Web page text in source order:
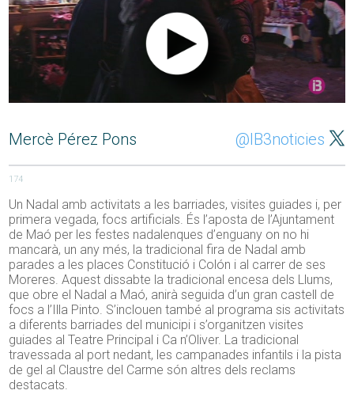
Mercè Pérez Pons @IB3noticies
174
Un Nadal amb activitats a les barriades, visites guiades i, per
primera vegada, focs artificials. És l’aposta de l’Ajuntament
de Maó per les festes nadalenques d’enguany on no hi
mancarà, un any més, la tradicional fira de Nadal amb
parades a les places Constitució i Colón i al carrer de ses
Moreres. Aquest dissabte la tradicional encesa dels Llums,
que obre el Nadal a Maó, anirà seguida d’un gran castell de
focs a l’Illa Pinto. S’inclouen també al programa sis activitats
a diferents barriades del municipi i s’organitzen visites
guiades al Teatre Principal i Ca n’Oliver. La tradicional
travessada al port nedant, les campanades infantils i la pista
de gel al Claustre del Carme són altres dels reclams
destacats.